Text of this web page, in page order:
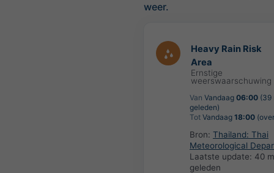
weer.
Heavy Rain Risk
Area
Ernstige
weerswaarschuwing
Van Vandaag 06:00 (39
geleden)
Tot Vandaag 18:00
Bron: Thailand: Thai
Meteorological
Laatste update: 40
geleden